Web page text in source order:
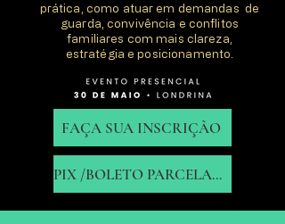
prática, como atuar em demandas de
guarda, convivência e conflitos
familiares com mais clareza,
estratégia e posicionamento.
FAÇA SUA INSCRIÇÃO
PIX /BOLETO PARCELADO